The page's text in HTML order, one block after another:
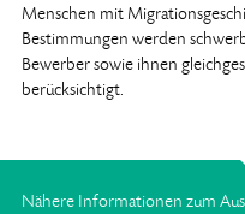
Menschen mit
Bestimmungen werden
Bewerber sowie ihnen
berücksichtigt.
Nähere Informationen zum